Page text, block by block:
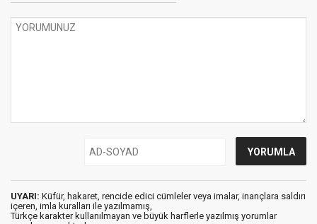
UYARI: Küfür, hakaret, rencide edici cümleler veya imalar, inançlara saldırı
içeren, imla kuralları ile yazılmamış,
Türkçe karakter kullanılmayan ve büyük harflerle yazılmış yorumlar